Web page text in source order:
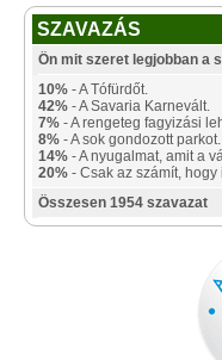
SZAVAZÁS
Ön mit szeret legjobban a
10% - A Tófürdőt.
42% - A Savaria Karnevált.
7% - A rengeteg fagyizási
8% - A sok gondozott parkot.
14% - A nyugalmat, amit a
20% - Csak az számít,
Összesen 1954 szavazat